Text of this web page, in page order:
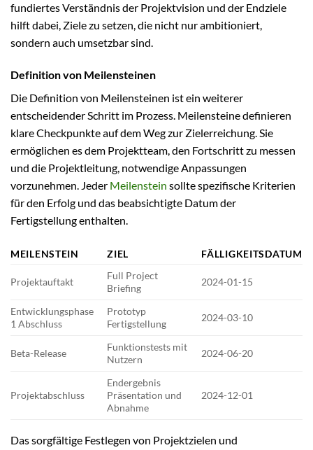
fundiertes Verständnis der Projektvision und der Endziele
hilft dabei, Ziele zu setzen, die nicht nur ambitioniert,
sondern auch umsetzbar sind.
Definition von Meilensteinen
Die Definition von Meilensteinen ist ein weiterer
entscheidender Schritt im Prozess. Meilensteine definieren
klare Checkpunkte auf dem Weg zur Zielerreichung. Sie
ermöglichen es dem Projektteam, den Fortschritt zu messen
und die Projektleitung, notwendige Anpassungen
vorzunehmen. Jeder Meilenstein sollte spezifische Kriterien
für den Erfolg und das beabsichtigte Datum der
Fertigstellung enthalten.
MEILENSTEIN ZIEL FÄLLIGKEITSDATUM
Projektauftakt
Full Project
Briefing
2024-01-15
Entwicklungsphase
1 Abschluss
Prototyp
Fertigstellung
2024-03-10
Beta-Release
Funktionstests mit
Nutzern
2024-06-20
Projektabschluss
Endergebnis
Präsentation und
Abnahme
2024-12-01
Das sorgfältige Festlegen von Projektzielen und